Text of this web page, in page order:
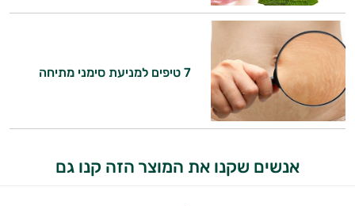
7 טיפים למניעת סימני מתיחה
אנשים שקנו את המוצר הזה קנו גם
היי,
אני יועץ הבריאות האישי AI של טבע בריא.
התשובות שלי מבוססות על מאגרי מידע קליניים
וספרות מקצועית בתחומי הרפואה הטבעית
ותזונת הספורט.
התזונה ומוצרי הבריאות המדויקים למטרות